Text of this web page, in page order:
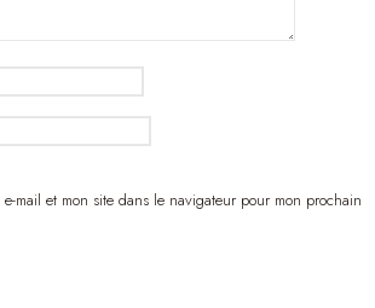
mail et mon site dans le navigateur pour mon prochain